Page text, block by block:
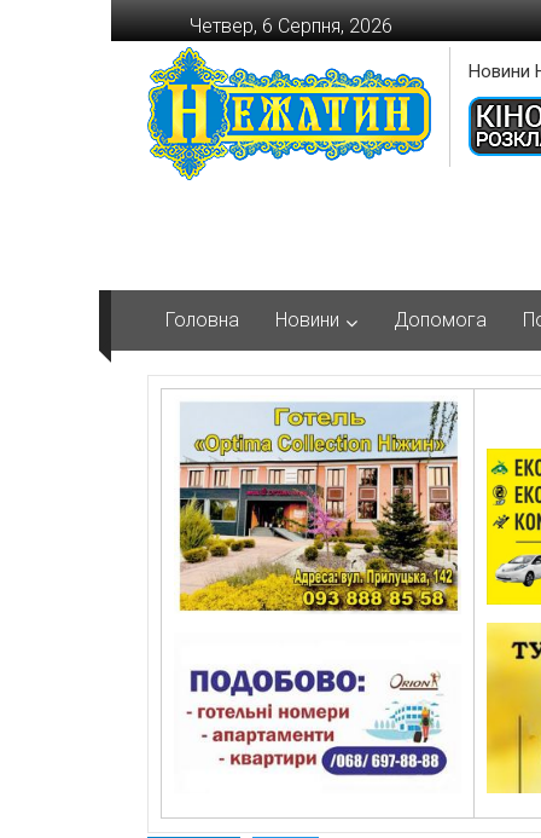
Перейти
до
вмісту
Четвер, 6 Серпня, 2026
Новини
Головна Новини Допомога